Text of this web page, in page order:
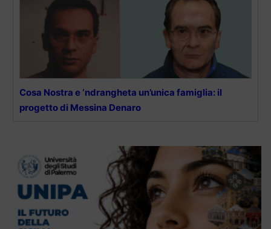
Cosa Nostra e ‘ndrangheta un’unica famiglia: il
progetto di Messina Denaro